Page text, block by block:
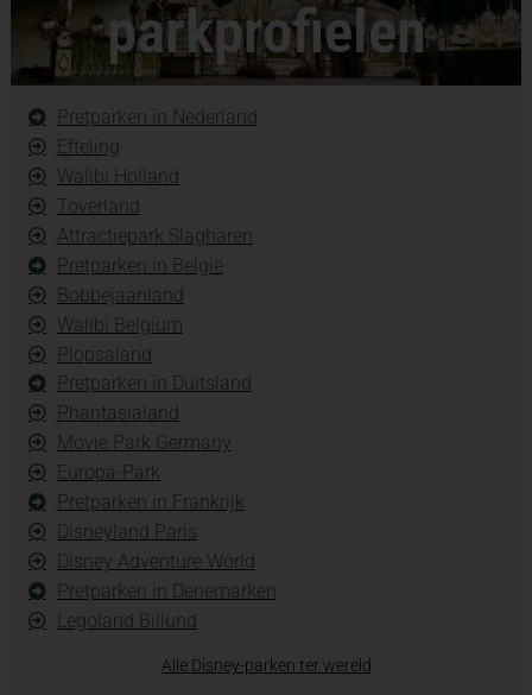
parkprofielen
Pretparken in Nederland
Efteling
Walibi Holland
Toverland
Attractiepark Slagharen
Pretparken in België
Bobbejaanland
Walibi Belgium
Plopsaland
Pretparken in Duitsland
Phantasialand
Movie Park Germany
Europa-Park
Pretparken in Frankrijk
Disneyland Paris
Disney Adventure World
Pretparken in Denemarken
Legoland Billund
Alle Disney-parken ter wereld